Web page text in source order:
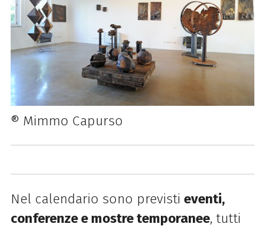
® Mimmo Capurso
Nel calendario sono previsti eventi,
conferenze e mostre temporanee, tutti